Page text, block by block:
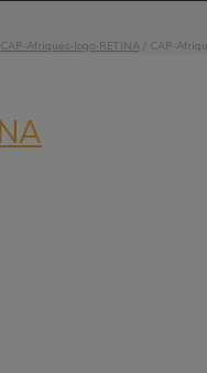
CAP-Afriques-logo-RETINA / CAP-